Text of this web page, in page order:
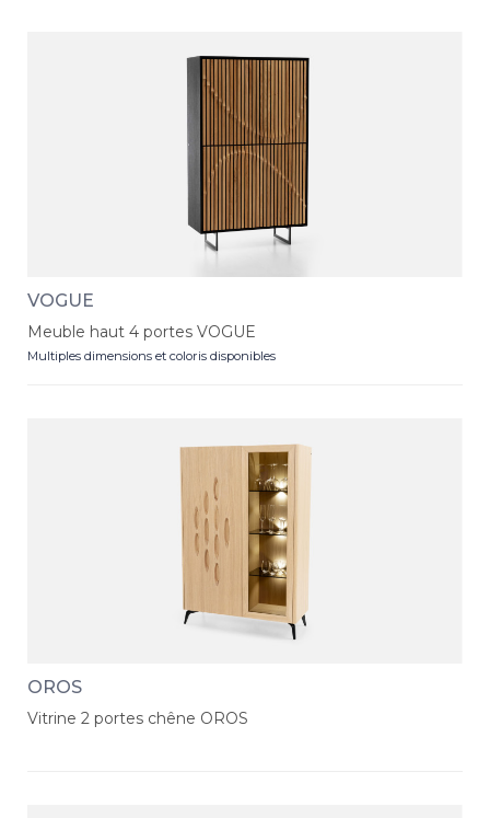
VOGUE
Meuble haut 4 portes VOGUE
Multiples dimensions et coloris disponibles
OROS
Vitrine 2 portes chêne OROS